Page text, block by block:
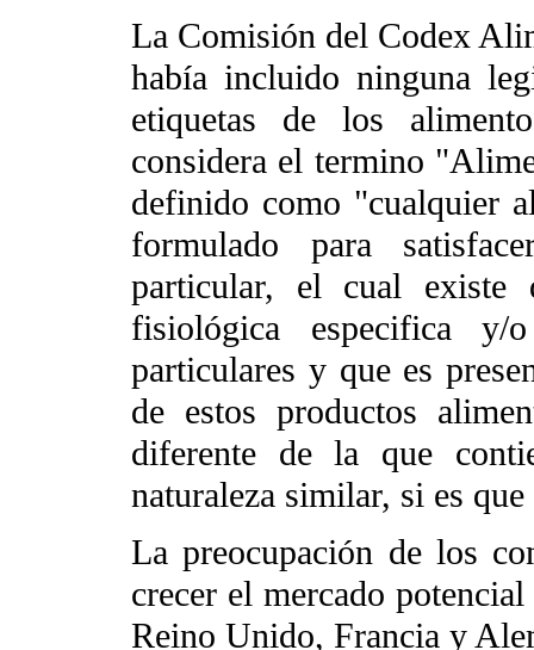
La Comisión del Codex
había incluido ninguna
etiquetas de los
considera el termino
definido como "cualquier
formulado para
particular, el cual
fisiológica especifica y/
particulares y que es
de estos productos
diferente de la que
naturaleza similar, si es
La preocupación de los
crecer el mercado
Reino Unido, Francia y